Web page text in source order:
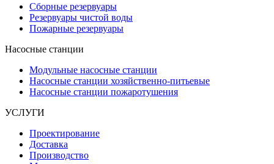
Сборные резервуары
Резервуары чистой воды
Пожарные резервуары
Насосные станции
Модульные насосные станции
Насосные станции хозяйственно-питьевые
Насосные станции пожаротушения
УСЛУГИ
Проектирование
Доставка
Производство